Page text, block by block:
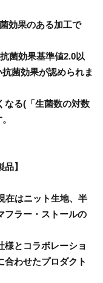
効果のある加工で
菌効果基準値2.0以
菌効果が認められま
なる(「生菌数の対数
】
在はニット生地、半
フラー・ストールの
様とコラボレーショ
合わせたプロダクト